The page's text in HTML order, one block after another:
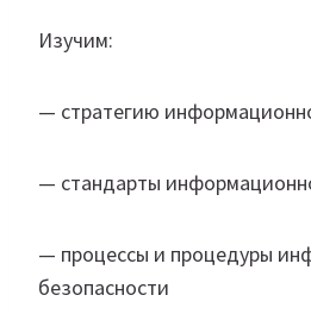
Изучим:
— стратегию
— стандарты
— процессы и процедуры
безопасности